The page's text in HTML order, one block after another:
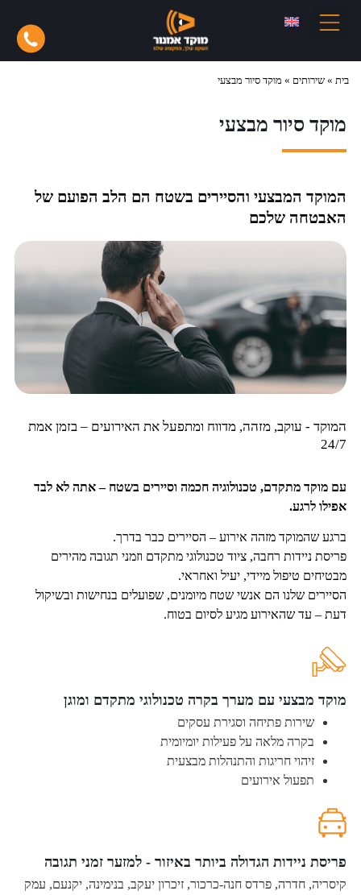
בית » שירותים » מוקד סיור מבצעי
מוקד סיור מבצעי
המוקד המבצעי והסיירים בשטח הם הלב הפועם של
האבטחה שלכם
המוקד - עוקב, מזהה, מדווח ומתפעל את האירועים – בזמן אמת
24/7
עם מוקד מתקדם, טכנולוגיה חכמה וסיירים בשטח – אתה לא לבד
אפילו לרגע.
ברגע שהמוקד מזהה אירוע – הסיירים כבר בדרך.
פריסת ניידות רחבה, ציוד טכנולוגי מתקדם וזמני תגובה מהירים
מבטיחים טיפול מיידי, יעיל ואחראי.
הסיירים שלנו הם אנשי שטח מיומנים, שפועלים בנחישות ובשיקול
דעת – עד שהאירוע מגיע לסיום בטוח.
מוקד מבצעי עם מערך בקרה טכנולוגי מתקדם ומוגן
שירות פתיחה וסגירת עסקים
בקרה מלאה על פעילות יומיומית
זיהוי חריגות והתנהלות מבצעית
תפעול אירועים
פריסת ניידות הגדולה ביותר באיזור - למזער זמני תגובה
קיסריה, חדרה, פרדס חנה-כרכור, זיכרון יעקב, בנימינה, יקנעם, עמק